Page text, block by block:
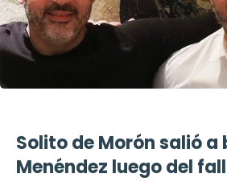
Solito de Morón salió a
Menéndez luego del